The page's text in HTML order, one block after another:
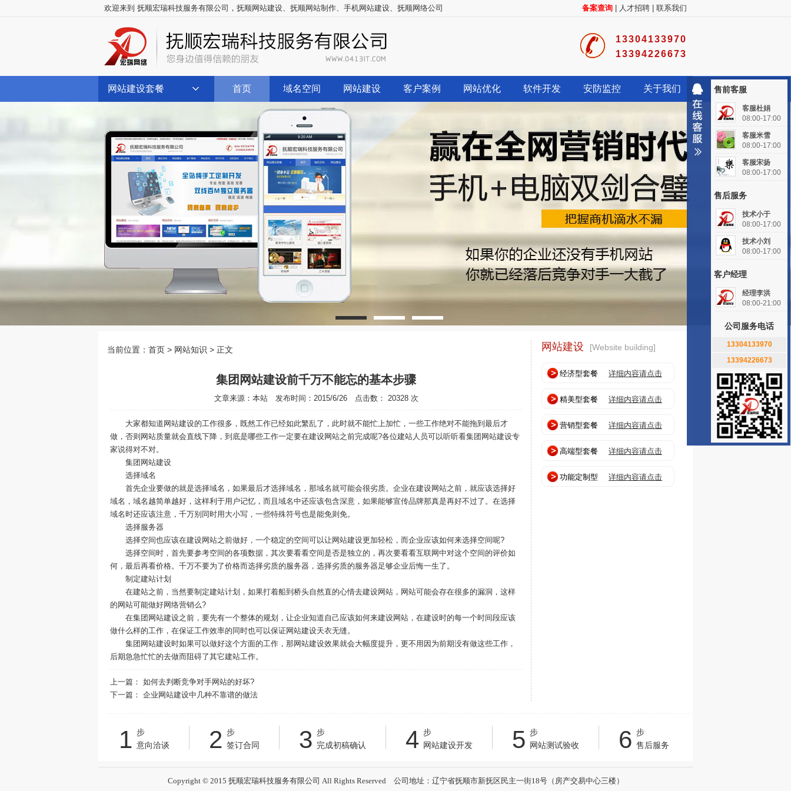
欢迎来到 抚顺宏瑞科技服务有限公司， 抚顺网站建设、 抚顺网站制作、 手机网站建设、 抚顺网络公司 备案查询 人才招聘 联系我们
13304133970
13394226673
网站建设套餐 首页 域名空间 网站建设 客户案例 网站优化 软件开发 安防监控 关于我们
当前位置： 首页 > 网站知识 > 正文
集团网站建设前千万不能忘的基本步骤
文章来源：本站 发布时间：2015/6/26 点击数： 20328 次
大家都知道网站建设的工作很多，既然工作已经如此繁乱了，此时就不能忙上加忙，一些工作绝对不能拖到最后才
做，否则网站质量就会直线下降，到底是哪些工作一定要在建设网站之前完成呢?各位建站人员可以听听看集团网站建设专
家说得对不对。
集团网站建设
选择域名
首先企业要做的就是选择域名，如果最后才选择域名，那域名就可能会很劣质。企业在建设网站之前，就应该选择好
域名，域名越简单越好，这样利于用户记忆，而且域名中还应该包含深意，如果能够宣传品牌那真是再好不过了。在选择
域名时还应该注意，千万别同时用大小写，一些特殊符号也是能免则免。
选择服务器
选择空间也应该在建设网站之前做好，一个稳定的空间可以让网站建设更加轻松，而企业应该如何来选择空间呢?
选择空间时，首先要参考空间的各项数据，其次要看看空间是否是独立的，再次要看看互联网中对这个空间的评价如
何，最后再看价格。千万不要为了价格而选择劣质的服务器，选择劣质的服务器足够企业后悔一生了。
制定建站计划
在建站之前，当然要制定建站计划，如果打着船到桥头自然直的心情去建设网站，网站可能会存在很多的漏洞，这样
的网站可能做好网络营销么?
在集团网站建设之前，要先有一个整体的规划，让企业知道自己应该如何来建设网站，在建设时的每一个时间段应该
做什么样的工作，在保证工作效率的同时也可以保证网站建设天衣无缝。
集团网站建设时如果可以做好这个方面的工作，那网站建设效果就会大幅度提升，更不用因为前期没有做这些工作，
后期急急忙忙的去做而阻碍了其它建站工作。
上一篇： 如何去判断竞争对手网站的好坏?
下一篇： 企业网站建设中几种不靠谱的做法
网站建设 [Website building]
经济型套餐 详细内容请点击
精美型套餐 详细内容请点击
营销型套餐 详细内容请点击
高端型套餐 详细内容请点击
功能定制型 详细内容请点击
1 步
意向洽谈
2 步
签订合同
3 步
完成初稿确认
4 步
网站建设开发
5 步
网站测试验收
6 步
售后服务
Copyright © 2015 抚顺宏瑞科技服务有限公司 All Rights Reserved 公司地址：辽宁省抚顺市新抚区民主一街18号（房产交易中心三楼）
售前客服
客服杜娟
08:00-17:00
客服米雪
08:00-17:00
客服宋扬
08:00-17:00
售后服务
技术小于
08:00-17:00
技术小刘
08:00-17:00
客户经理
经理李洪
08:00-21:00
公司服务电话
13304133970
13394226673